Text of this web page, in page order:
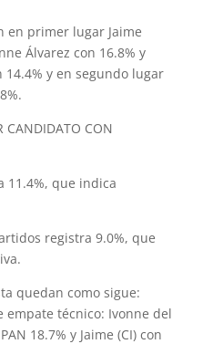
en primer lugar Jaime
Álvarez con 16.8% y
14.4% y en segundo lugar
CANDIDATO CON
11.4%, que indica
registra 9.0%, que
quedan como sigue:
técnico: Ivonne del
18.7% y Jaime (CI) con